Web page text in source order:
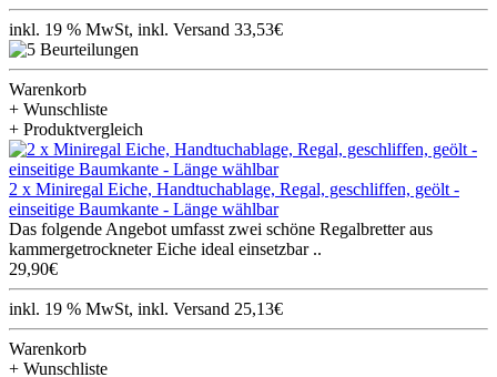
inkl. 19 % MwSt, inkl. Versand 33,53€
Warenkorb
+ Wunschliste
+ Produktvergleich
2 x Miniregal Eiche, Handtuchablage, Regal, geschliffen, geölt -
einseitige Baumkante - Länge wählbar
Das folgende Angebot umfasst zwei schöne Regalbretter aus
kammergetrockneter Eiche ideal einsetzbar ..
29,90€
inkl. 19 % MwSt, inkl. Versand 25,13€
Warenkorb
+ Wunschliste